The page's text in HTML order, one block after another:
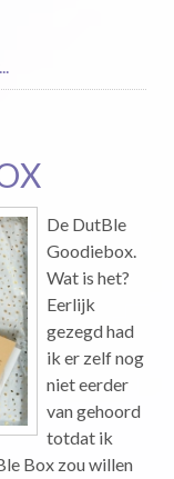
De DutBle
Goodiebox.
Wat is het?
Eerlijk
gezegd had
ik er zelf nog
niet eerder
van gehoord
totdat ik
Box zou willen